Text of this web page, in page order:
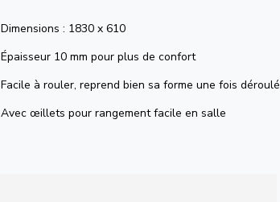
Dimensions : 1830 x 610
Épaisseur 10 mm pour plus de confort
Facile à rouler, reprend bien sa forme une fois déroulé
Avec œillets pour rangement facile en salle